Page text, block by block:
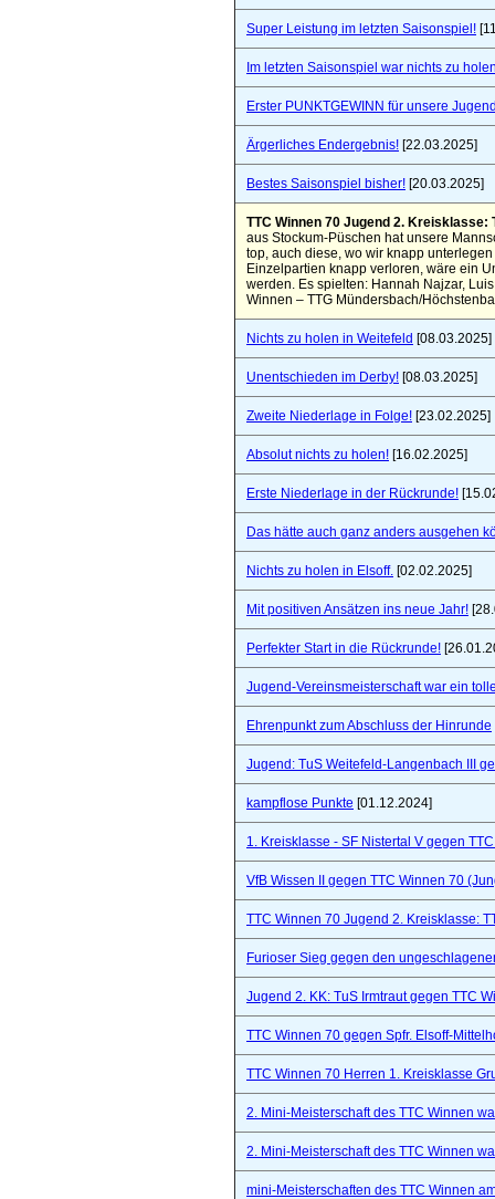
Super Leistung im letzten Saisonspiel!
Im letzten Saisonspiel war nichts zu
Erster PUNKTGEWINN für unsere
Ärgerliches Endergebnis! [22.03.2025]
Bestes Saisonspiel bisher! [20.03.2025]
TTC Winnen 70 Jugend 2. Kreisklasse:
aus Stockum-Püschen hat unsere
top, auch diese, wo wir knapp
Einzelpartien knapp verloren, wäre ein
werden. Es spielten: Hannah Najzar,
Winnen – TTG Mündersbach/
Nichts zu holen in Weitefeld [08.03.2025]
Unentschieden im Derby! [08.03.2025]
Zweite Niederlage in Folge! [23.02.2025]
Absolut nichts zu holen! [16.02.2025]
Erste Niederlage in der Rückrunde!
Das hätte auch ganz anders ausgehen
Nichts zu holen in Elsoff. [02.02.2025]
Mit positiven Ansätzen ins neue Jahr!
Perfekter Start in die Rückrunde!
Jugend-Vereinsmeisterschaft war ein
Ehrenpunkt zum Abschluss der Hinrunde
Jugend: TuS Weitefeld-Langenbach III
kampflose Punkte [01.12.2024]
1. Kreisklasse - SF Nistertal V gegen
VfB Wissen II gegen TTC Winnen 70
TTC Winnen 70 Jugend 2. Kreisklasse:
Furioser Sieg gegen den
Jugend 2. KK: TuS Irmtraut gegen TTC
TTC Winnen 70 gegen Spfr. Elsoff-
TTC Winnen 70 Herren 1. Kreisklasse
2. Mini-Meisterschaft des TTC Winnen
2. Mini-Meisterschaft des TTC Winnen
mini-Meisterschaften des TTC Winnen